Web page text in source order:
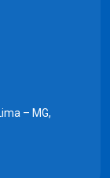
– MG,